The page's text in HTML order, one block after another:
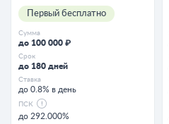
Первый бесплатно
Сумма
до 100 000 ₽
Срок
до 180 дней
Ставка
до 0.8% в день
ПСК
до 292.000%